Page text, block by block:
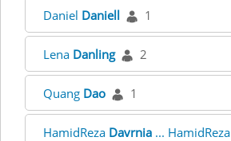
Daniel Daniell 1
Lena Danling 2
Quang Dao 1
HamidReza Davrnia ... HamidReza